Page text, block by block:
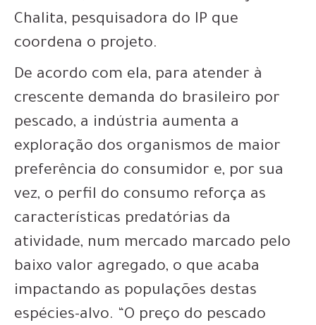
Chalita, pesquisadora do IP que
coordena o projeto.
De acordo com ela, para atender à
crescente demanda do brasileiro por
pescado, a indústria aumenta a
exploração dos organismos de maior
preferência do consumidor e, por sua
vez, o perfil do consumo reforça as
características predatórias da
atividade, num mercado marcado pelo
baixo valor agregado, o que acaba
impactando as populações destas
espécies-alvo. “O preço do pescado